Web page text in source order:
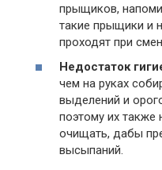
прыщиков,
такие прыщики и
проходят при
Недостаток
чем на руках
выделений и
поэтому их также
очищать, дабы
высыпаний.